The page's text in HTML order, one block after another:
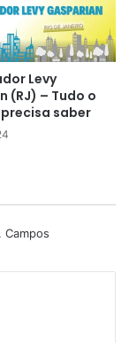
Levy
(RJ) – Tudo o
saber
Campos